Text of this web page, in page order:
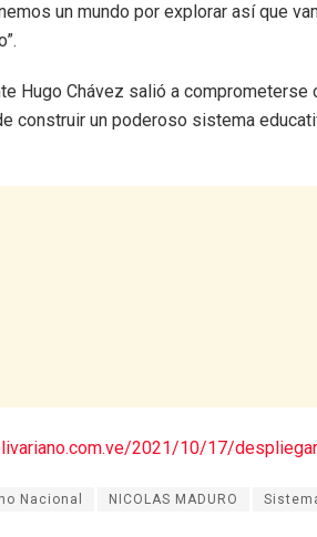
un mundo por explorar así que
Hugo Chávez salió a
construir un poderoso sistema
2021/10/17/
Nacional NICOLAS MADURO